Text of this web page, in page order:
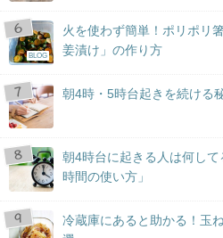
BLOG
火を使わず簡単！ポリポリ
姜漬け」の作り方
朝4時・5時台起きを続ける
朝4時台に起きる人は何し
時間の使い方」
冷蔵庫にあると助かる！玉